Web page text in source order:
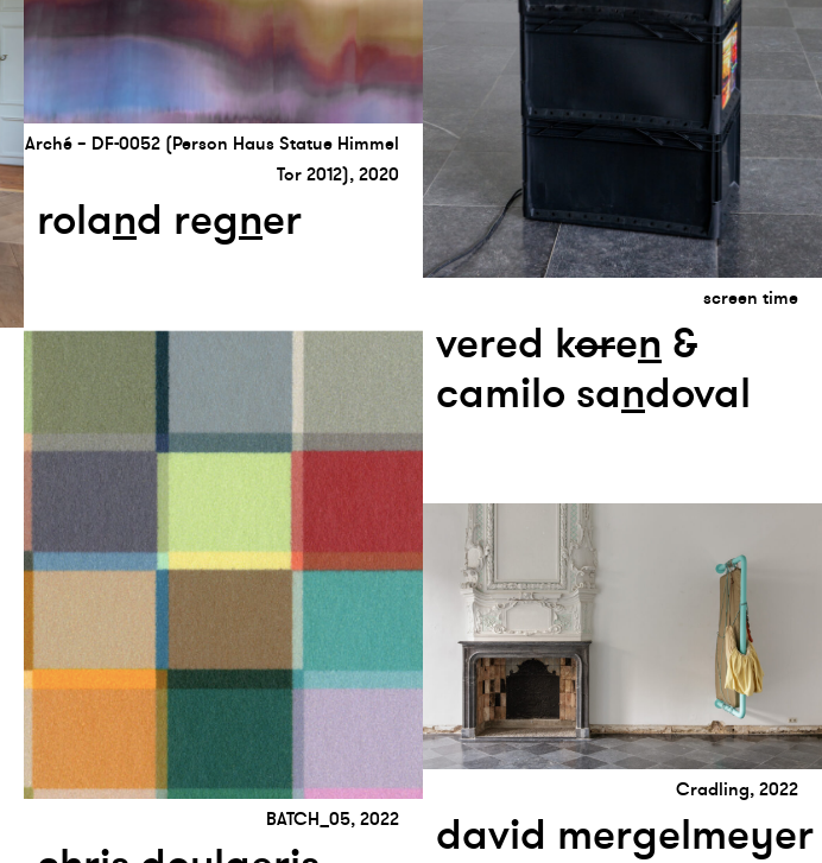
Arché – DF-0052 (Person Haus Statue Himmel
Tor 2012), 2020
roland regner
screen time
vered koren &
camilo sandoval
BATCH_05, 2022
Cradling, 2022
david mergelmeyer